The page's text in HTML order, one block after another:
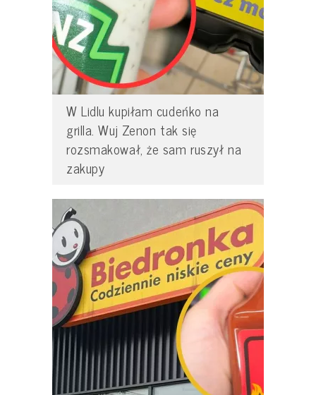
W Lidlu kupiłam cudeńko na
grilla. Wuj Zenon tak się
rozsmakował, że sam ruszył na
zakupy